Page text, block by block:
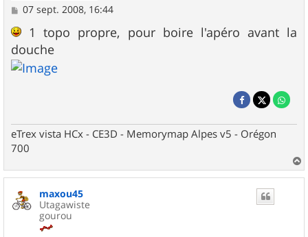
M
s
a
g
e
07 sept. 2008, 16:44
1 topo propre, pour boire l'apéro avant la
douche
eTrex vista HCx - CE3D - Memorymap Alpes v5 - Orégon
700
a
maxou45
Utagawiste
gourou